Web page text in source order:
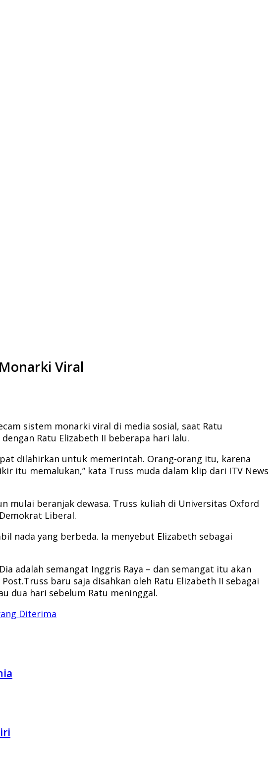
Viral
sistem monarki viral di media sosial, saat Ratu
Ratu Elizabeth II beberapa hari lalu.
dilahirkan untuk memerintah. Orang-orang itu, karena
itu memalukan,” kata Truss muda dalam klip dari ITV News
mulai beranjak dewasa. Truss kuliah di Universitas Oxford
Liberal.
nada yang berbeda. Ia menyebut Elizabeth sebagai
adalah semangat Inggris Raya – dan semangat itu akan
baru saja disahkan oleh Ratu Elizabeth II sebagai
dua hari sebelum Ratu meninggal.
Diterima